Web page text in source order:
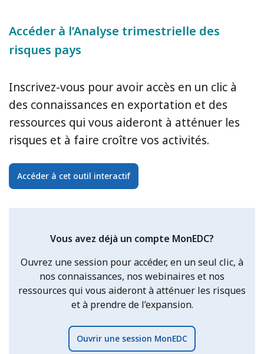
Accéder à l’Analyse trimestrielle des
risques pays
Inscrivez-vous pour avoir accès en un clic à
des connaissances en exportation et des
ressources qui vous aideront à atténuer les
risques et à faire croître vos activités.
Accéder à cet outil interactif
Vous avez déjà un compte MonEDC?
Ouvrez une session pour accéder, en un seul clic, à
nos connaissances, nos webinaires et nos
ressources qui vous aideront à atténuer les risques
et à prendre de l’expansion.
Ouvrir une session MonEDC